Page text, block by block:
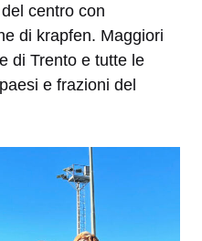
centro con
di krapfen. Maggiori
di Trento e tutte le
e frazioni del